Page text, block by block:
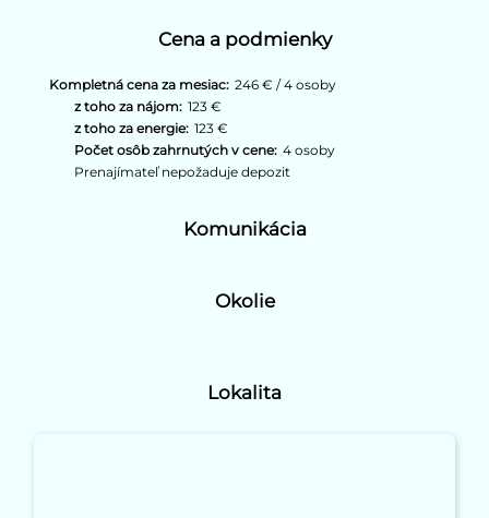
Cena a podmienky
Kompletná cena za mesiac: 246 € / 4 osoby
z toho za nájom: 123 €
z toho za energie: 123 €
Počet osôb zahrnutých v cene: 4 osoby
Prenajímateľ nepožaduje depozit
Komunikácia
Okolie
Lokalita